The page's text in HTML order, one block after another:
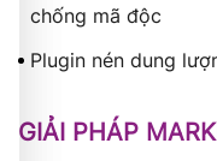
chống mã độc
Plugin nén dung
GIẢI PHÁP